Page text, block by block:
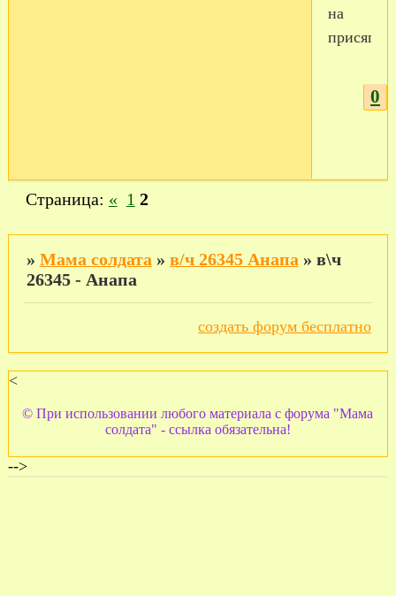
на
присягу.
0
Страница: « 1 2
» Мама солдата » в/ч 26345 Анапа » в\ч
26345 - Анапа
создать форум бесплатно
<
© При использовании любого материала с форума "Мама
солдата" - ссылка обязательна!
-->